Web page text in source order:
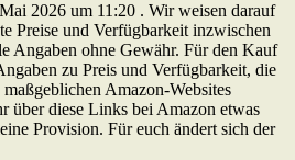
2026 um 11:20 . Wir weisen darauf
Preise und Verfügbarkeit inzwischen
Angaben ohne Gewähr. Für den Kauf
zu Preis und Verfügbarkeit, die
Amazon-Websites
über diese Links bei Amazon etwas
Provision. Für euch ändert sich der